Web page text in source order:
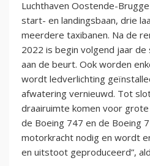
Luchthaven Oostende-
start- en landingsbaan, drie
meerdere taxibanen. Na de
2022 is begin volgend jaar
aan de beurt. Ook worden
wordt ledverlichting
afwatering vernieuwd. Tot
draairuimte komen voor
de Boeing 747 en de Boeing
motorkracht nodig en wordt
en uitstoot geproduceerd”,